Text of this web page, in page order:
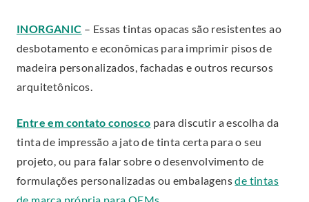
w
i
n
p
e
n
n
n
e
w
a
l
L
i
k
.
O
p
INORGANIC.
E
x
t
r
n
a
l
– Essas tintas opacas são resistentes ao
desbotamento e econômicas para imprimir pisos de
madeira personalizados, fachadas e outros recursos
arquitetônicos.
Entre em contato conosco.
E
x
t
e
para discutir a escolha da
tinta de impressão a jato de tinta certa para o seu
projeto, ou para falar sobre o desenvolvimento de
formulações personalizadas ou embalagensde tintas